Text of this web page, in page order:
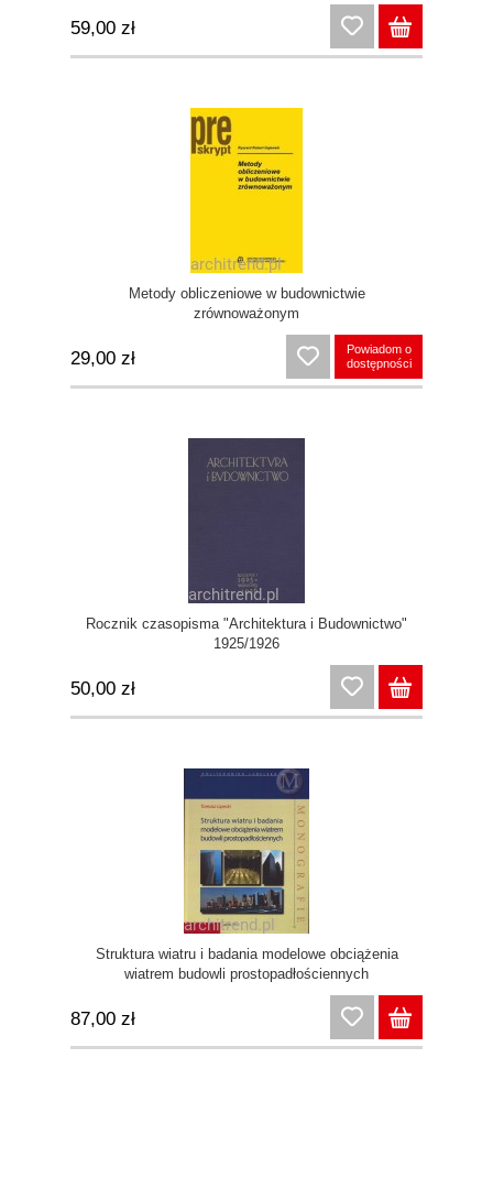
59,00 zł
Metody obliczeniowe w budownictwie
zrównoważonym
29,00 zł
Powiadom o
dostępności
Rocznik czasopisma "Architektura i Budownictwo"
1925/1926
50,00 zł
Struktura wiatru i badania modelowe obciążenia
wiatrem budowli prostopadłościennych
87,00 zł